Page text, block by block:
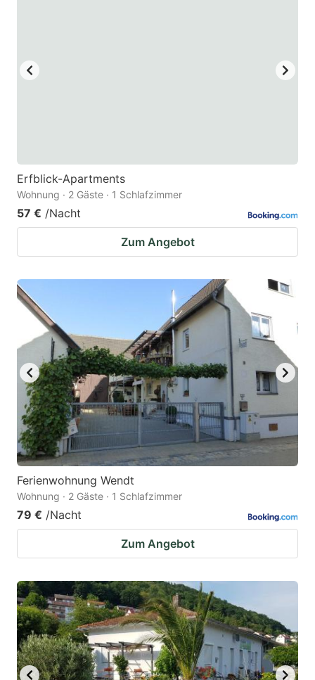
dates.
dates.
Erfblick-Apartments
Wohnung · 2 Gäste · 1 Schlafzimmer
57 € /Nacht
Zum Angebot
Ferienwohnung Wendt
Wohnung · 2 Gäste · 1 Schlafzimmer
79 € /Nacht
Zum Angebot